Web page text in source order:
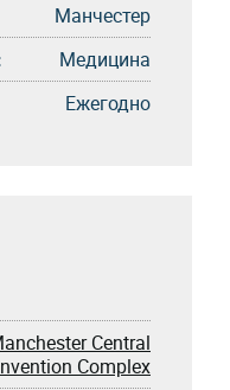
Манчестер
Медицина
Eжегоднo
Central
Complex